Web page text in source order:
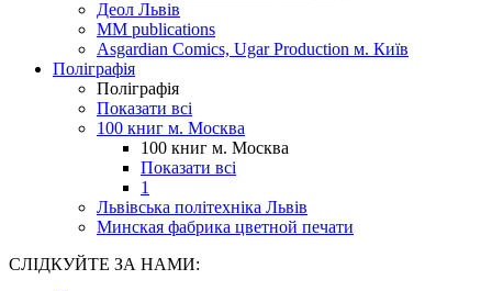
Деол Львів
MM publications
Asgardian Comics, Ugar Production м. Київ
Поліграфія
Поліграфія
Показати всі
100 книг м. Москва
100 книг м. Москва
Показати всі
1
Львівська політехніка Львів
Минская фабрика цветной печати
СЛІДКУЙТЕ ЗА НАМИ: